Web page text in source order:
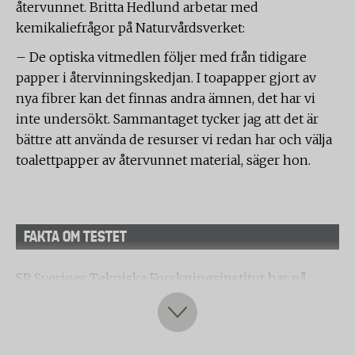
återvunnet. Britta Hedlund arbetar med
kemikaliefrågor på Naturvårdsverket:
– De optiska vitmedlen följer med från tidigare
papper i återvinningskedjan. I toapapper gjort av
nya fibrer kan det finnas andra ämnen, det har vi
inte undersökt. Sammantaget tycker jag att det är
bättre att använda de resurser vi redan har och välja
toalettpapper av återvunnet material, säger hon.
FAKTA OM TESTET
SP Sveriges Tekniska Forskningsinstitut har på
uppdrag av Testfakta jämfört åtta olika sorters
toalettpapper på den svenska marknaden.